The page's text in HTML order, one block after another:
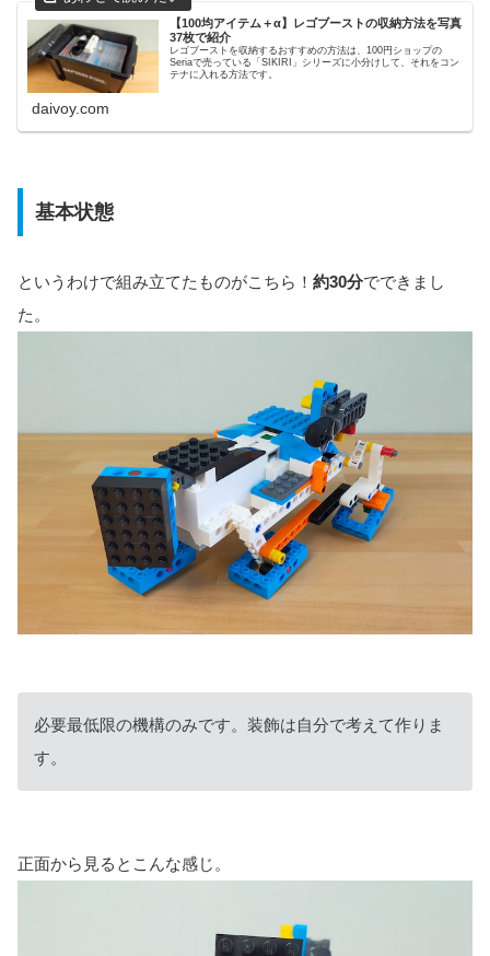
【100均アイテム＋α】レゴブーストの収納方法を写真
37枚で紹介
レゴブーストを収納するおすすめの方法は、100円ショップの
Seriaで売っている「SIKIRI」シリーズに小分けして、それをコン
テナに入れる方法です。
daivoy.com
基本状態
というわけで組み立てたものがこちら！ 約30分でできまし
た。
必要最低限の機構のみです。装飾は自分で考えて作りま
す。
正面から見るとこんな感じ。